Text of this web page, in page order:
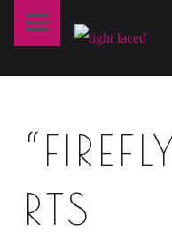
RTS